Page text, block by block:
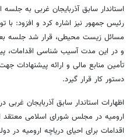
استاندار سابق آذربایجان غربی به
رئیس جمهور نیز اشاره کرد و افزود:
مسائل زیست محیطی، قرار شد جلسه
و در این مدت آسیب شناسی اقدامات،
تأمین منابع مالی و ارائه پیشنهادات
دستور کار قرار گیرد.
اظهارات استاندار سابق آذربایجان
ارومیه در مجلس شورای اسلامی
اقدامات برای احیای دریاچه ارومیه